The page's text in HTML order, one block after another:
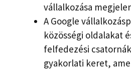
vállalkozása
A Google
közösségi oldalakat
felfedezési
gyakorlati keret,